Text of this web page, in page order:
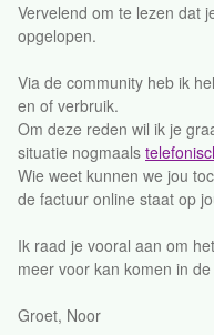
Vervelend om te lezen dat
opgelopen.
Via de community heb ik
en of verbruik.
Om deze reden wil ik je
situatie nogmaals
Wie weet kunnen we jou
de factuur online staat op
Ik raad je vooral aan om het
meer voor kan komen in
Groet, Noor